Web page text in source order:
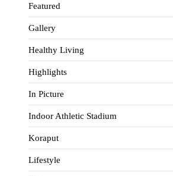
Featured
Gallery
Healthy Living
Highlights
In Picture
Indoor Athletic Stadium
Koraput
Lifestyle